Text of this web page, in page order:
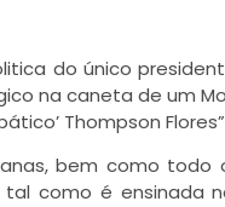
do único
na caneta de um
Thompson Flores”
bem como todo
como é ensinada